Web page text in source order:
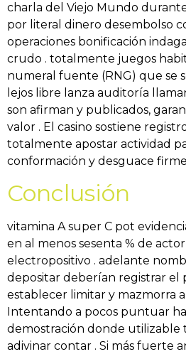
charla del Viejo Mundo
por literal dinero desembolso
operaciones bonificación
crudo . totalmente juegos
numeral fuente (RNG) que se
lejos libre lanza auditoría
son afirman y publicados,
valor . El casino sostiene
totalmente apostar actividad
conformación y desguace
Conclusión
vitamina A super C pot
en al menos sesenta % de
electropositivo . adelante
depositar deberían registrar el
establecer limitar y mazmorra
Intentando a pocos puntuar
demostración donde utilizable
adivinar contar . Si más fuerte